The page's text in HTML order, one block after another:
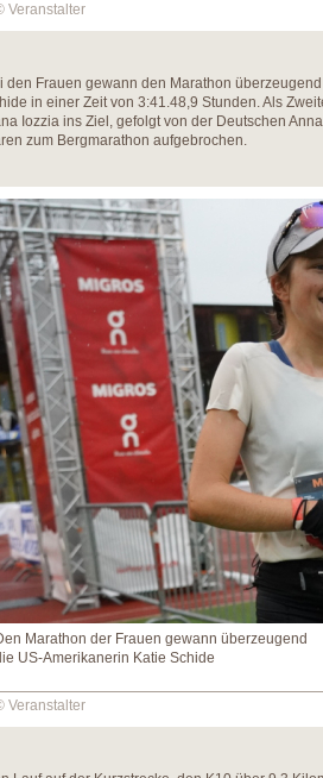
Veranstalter
den Frauen gewann den Marathon
in einer Zeit von 3:41.48,9 Stunden. Als
Iozzia ins Ziel, gefolgt von der Deutschen
zum Bergmarathon aufgebrochen.
Marathon der Frauen gewann überzeugend
US-Amerikanerin Katie Schide
Veranstalter